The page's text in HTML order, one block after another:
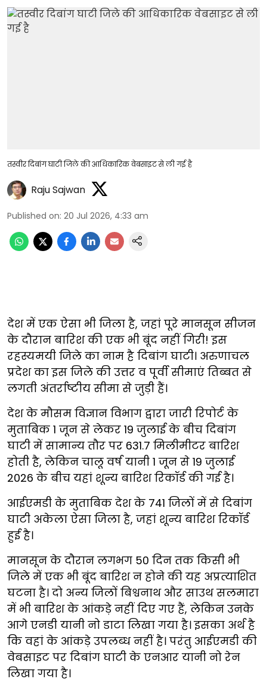
तस्वीर दिबांग घाटी जिले की आधिकारिक वेबसाइट से ली गई है
Raju Sajwan
Published on: 20 Jul 2026, 4:33 am
देश में एक ऐसा भी जिला है, जहां पूरे मानसून सीजन
के दौरान बारिश की एक भी बूंद नहीं गिरी! इस
रहस्यमयी जिले का नाम है दिबांग घाटी। अरुणाचल
प्रदेश का इस जिले की उत्तर व पूर्वी सीमाएं तिब्बत से
लगती अंतर्राष्टीय सीमा से जुड़ी हैं।
देश के मौसम विज्ञान विभाग द्वारा जारी रिपोर्ट के
मुताबिक 1 जून से लेकर 19 जुलाई के बीच दिबांग
घाटी में सामान्य तौर पर 631.7 मिलीमीटर बारिश
होती है, लेकिन चालू वर्ष यानी 1 जून से 19 जुलाई
2026 के बीच यहां शून्य बारिश रिकॉर्ड की गई है।
आईएमडी के मुताबिक देश के 741 जिलों में से दिबांग
घाटी अकेला ऐसा जिला है, जहां शून्य बारिश रिकॉर्ड
हुई है।
मानसून के दौरान लगभग 50 दिन तक किसी भी
जिले में एक भी बूंद बारिश न होने की यह अप्रत्याशित
घटना है। दो अन्य जिलों बिश्वनाथ और साउथ सलमारा
में भी बारिश के आंकड़े नहीं दिए गए हैं, लेकिन उनके
आगे एनडी यानी नो डाटा लिखा गया है। इसका अर्थ है
कि वहां के आंकड़े उपलब्ध नहीं है। परंतु आईएमडी की
वेबसाइट पर दिबांग घाटी के एनआर यानी नो रेन
लिखा गया है।